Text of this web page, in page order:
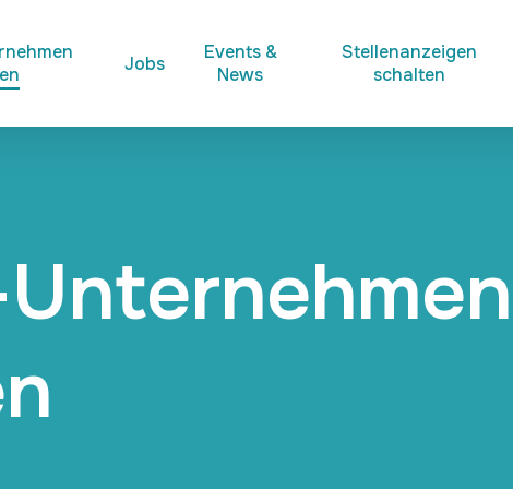
Jobs
Events &
News
Stellenanzeigen
schalten